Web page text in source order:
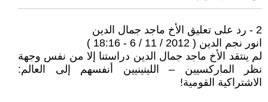
2 - رد على تعليق الأخ ماجد جمال الدين
انور نجم الدين ( 2012 / 11 / 6 - 18:16 )
لم ينتقد الأخ ماجد جمال الدين دراستنا إلا من نفس وجهة
نظر الماركسيين – اللينينيين أنفسهم إلى العالم:
الاشتراكية القومية!